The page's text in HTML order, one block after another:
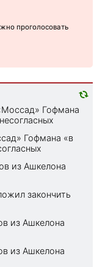
проголосовать
Гофмана
Гофмана «в
из Ашкелона
закончить
из Ашкелона
из Ашкелона